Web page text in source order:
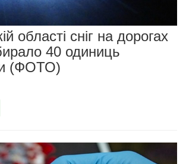
області сніг на дорогах
40 одиниць
(ФОТО)